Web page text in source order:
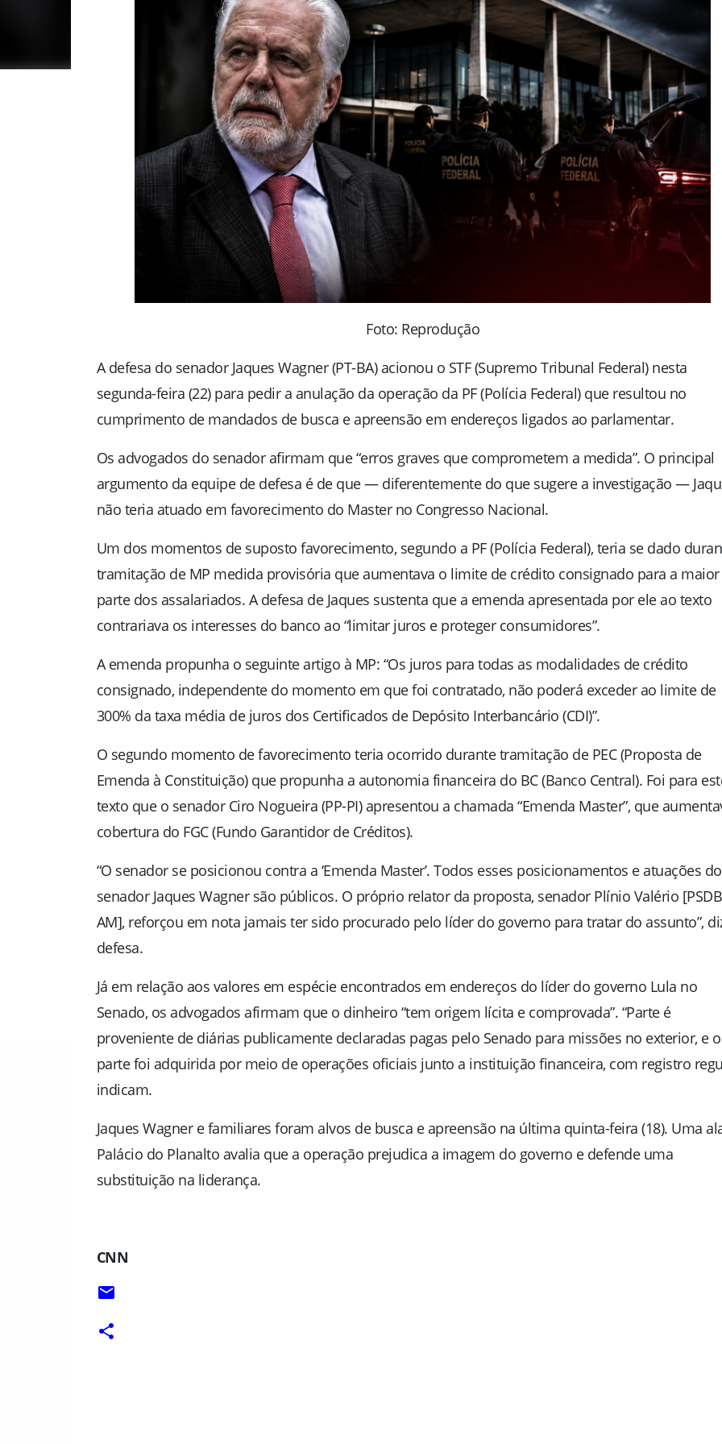
Foto: Reprodução
A defesa do senador Jaques Wagner (PT-BA) acionou o STF (Supremo Tribunal Federal) nesta
segunda-feira (22) para pedir a anulação da operação da PF (Polícia Federal) que resultou no
cumprimento de mandados de busca e apreensão em endereços ligados ao parlamentar.
Os advogados do senador afirmam que “erros graves que comprometem a medida”. O principal
argumento da equipe de defesa é de que — diferentemente do que sugere a investigação —
não teria atuado em favorecimento do Master no Congresso Nacional.
Um dos momentos de suposto favorecimento, segundo a PF (Polícia Federal), teria se dado
tramitação de MP medida provisória que aumentava o limite de crédito consignado para a maior
parte dos assalariados. A defesa de Jaques sustenta que a emenda apresentada por ele ao texto
contrariava os interesses do banco ao “limitar juros e proteger consumidores”.
A emenda propunha o seguinte artigo à MP: “Os juros para todas as modalidades de crédito
consignado, independente do momento em que foi contratado, não poderá exceder ao limite de
300% da taxa média de juros dos Certificados de Depósito Interbancário (CDI)”.
O segundo momento de favorecimento teria ocorrido durante tramitação de PEC (Proposta de
Emenda à Constituição) que propunha a autonomia financeira do BC (Banco Central). Foi para
texto que o senador Ciro Nogueira (PP-PI) apresentou a chamada “Emenda Master”, que
cobertura do FGC (Fundo Garantidor de Créditos).
“O senador se posicionou contra a ‘Emenda Master’. Todos esses posicionamentos e atuações do
senador Jaques Wagner são públicos. O próprio relator da proposta, senador Plínio Valério
AM], reforçou em nota jamais ter sido procurado pelo líder do governo para tratar do assunto”,
defesa.
Já em relação aos valores em espécie encontrados em endereços do líder do governo Lula no
Senado, os advogados afirmam que o dinheiro “tem origem lícita e comprovada”. “Parte é
proveniente de diárias publicamente declaradas pagas pelo Senado para missões no exterior, e
parte foi adquirida por meio de operações oficiais junto a instituição financeira, com registro
indicam.
Jaques Wagner e familiares foram alvos de busca e apreensão na última quinta-feira (18). Uma
Palácio do Planalto avalia que a operação prejudica a imagem do governo e defende uma
substituição na liderança.
CNN